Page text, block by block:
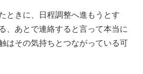
ときに、日程調整へ進もうとす
、あとで連絡すると言って本当に
はその気持ちとつながっている可